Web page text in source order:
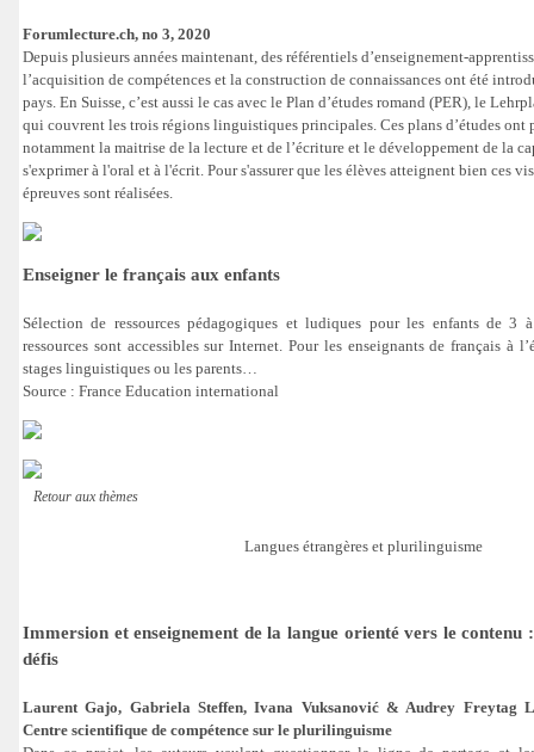
Forumlecture.ch, no 3, 2020
Depuis plusieurs années maintenant, des référentiels d’enseignement-
l’acquisition de compétences et la construction de connaissances ont été
pays. En Suisse, c’est aussi le cas avec le Plan d’études romand (PER), le
qui couvrent les trois régions linguistiques principales. Ces plans d’études ont
notamment la maitrise de la lecture et de l’écriture et le développement de la
s'exprimer à l'oral et à l'écrit. Pour s'assurer que les élèves atteignent bien ces
épreuves sont réalisées.
Enseigner le français aux enfants
Sélection de ressources pédagogiques et ludiques pour les enfants de 3
ressources sont accessibles sur Internet. Pour les enseignants de français à
stages linguistiques ou les parents…
Source : France Education international
Retour aux thèmes
Langues étrangères et plurilinguisme
Immersion et enseignement de la langue orienté vers le contenu
défis
Laurent Gajo, Gabriela Steffen, Ivana Vuksanović & Audrey Freytag
Centre scientifique de compétence sur le plurilinguisme